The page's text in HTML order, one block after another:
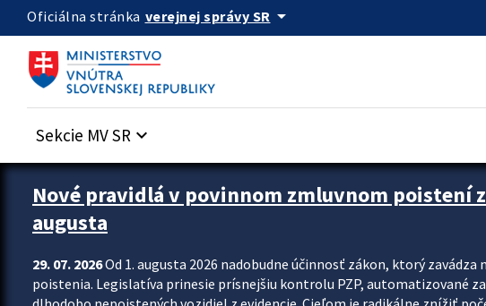
Preskocit na hlavný obsah
Oficiálna stránka verejnej správy SR arrow_drop_down
Sekcie MV SR keyboard_arrow_down
Zastavit automatický posun upútavok
Nové pravidlá v povinnom zmluvnom poistení
augusta
29. 07. 2026Od 1. augusta 2026 nadobudne účinnosť zákon, ktorý
poistenia. Legislatíva prinesie prísnejšiu kontrolu PZP, automatizované